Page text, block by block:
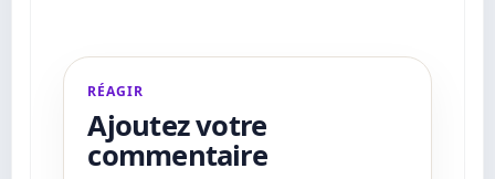
RÉAGIR
Ajoutez votre
commentaire